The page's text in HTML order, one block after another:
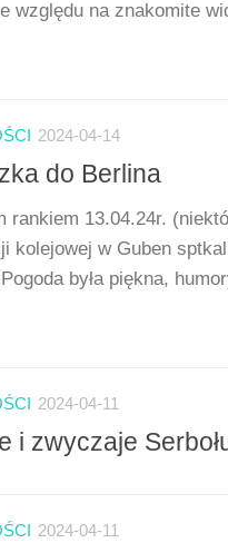
względu na znakomite
2024-04-14
do Berlina
rankiem 13.04.24r.
kolejowej w Guben
była piękna,
2024-04-11
i zwyczaje
2024-04-11